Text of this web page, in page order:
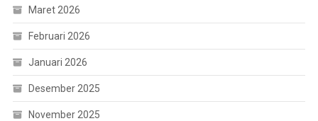
Maret 2026
Februari 2026
Januari 2026
Desember 2025
November 2025